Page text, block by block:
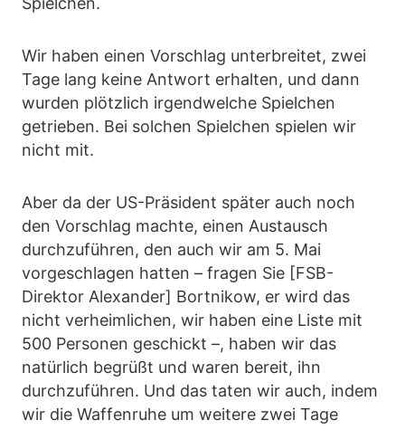
Wir haben einen Vorschlag unterbreitet, zwei
Tage lang keine Antwort erhalten, und dann
wurden plötzlich irgendwelche Spielchen
getrieben. Bei solchen Spielchen spielen wir
nicht mit.
Aber da der US-Präsident später auch noch
den Vorschlag machte, einen Austausch
durchzuführen, den auch wir am 5. Mai
vorgeschlagen hatten – fragen Sie [FSB-
Direktor Alexander] Bortnikow, er wird das
nicht verheimlichen, wir haben eine Liste mit
500 Personen geschickt –, haben wir das
natürlich begrüßt und waren bereit, ihn
durchzuführen. Und das taten wir auch, indem
wir die Waffenruhe um weitere zwei Tage